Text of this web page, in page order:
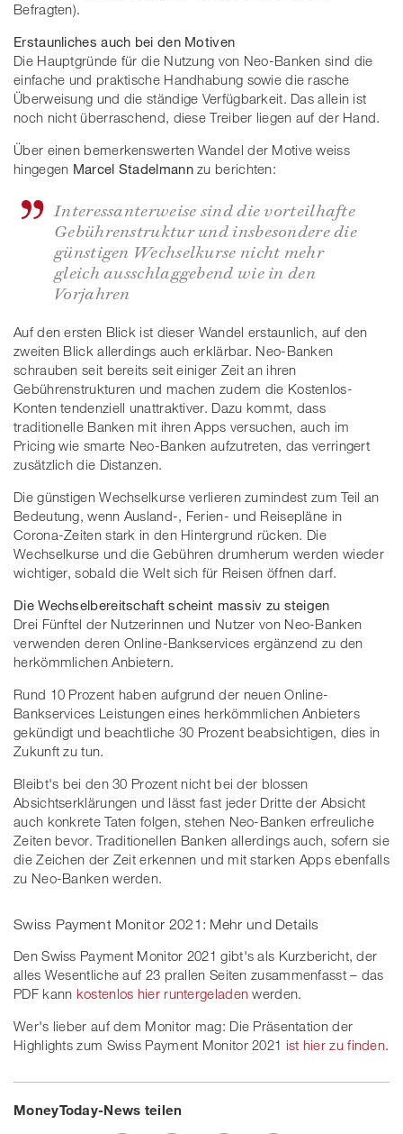
Befragten).
Erstaunliches auch bei den Motiven
Die Hauptgründe für die Nutzung von Neo-Banken sind die
einfache und praktische Handhabung sowie die rasche
Überweisung und die ständige Verfügbarkeit. Das allein ist
noch nicht überraschend, diese Treiber liegen auf der Hand.
Über einen bemerkenswerten Wandel der Motive weiss
hingegen Marcel Stadelmannzu berichten:
Interessanterweise sind die vorteilhafte
Gebührenstruktur und insbesondere die
günstigen Wechselkurse nicht mehr
gleich ausschlaggebend wie in den
Vorjahren
Auf den ersten Blick ist dieser Wandel erstaunlich, auf den
zweiten Blick allerdings auch erklärbar. Neo-Banken
schrauben seit bereits seit einiger Zeit an ihren
Gebührenstrukturen und machen zudem die Kostenlos-
Konten tendenziell unattraktiver. Dazu kommt, dass
traditionelle Banken mit ihren Apps versuchen, auch im
Pricing wie smarte Neo-Banken aufzutreten, das verringert
zusätzlich die Distanzen.
Die günstigen Wechselkurse verlieren zumindest zum Teil an
Bedeutung, wenn Ausland-, Ferien- und Reisepläne in
Corona-Zeiten stark in den Hintergrund rücken. Die
Wechselkurse und die Gebühren drumherum werden wieder
wichtiger, sobald die Welt sich für Reisen öffnen darf.
Die Wechselbereitschaft scheint massiv zu steigen
Drei Fünftel der Nutzerinnen und Nutzer von Neo-Banken
verwenden deren Online-Bankservices ergänzend zu den
herkömmlichen Anbietern.
Rund 10 Prozent haben aufgrund der neuen Online-
Bankservices Leistungen eines herkömmlichen Anbieters
gekündigt und beachtliche 30 Prozent beabsichtigen, dies in
Zukunft zu tun.
Bleibt's bei den 30 Prozent nicht bei der blossen
Absichtserklärungen und lässt fast jeder Dritte der Absicht
auch konkrete Taten folgen, stehen Neo-Banken erfreuliche
Zeiten bevor. Traditionellen Banken allerdings auch, sofern sie
die Zeichen der Zeit erkennen und mit starken Apps ebenfalls
zu Neo-Banken werden.
Swiss Payment Monitor 2021: Mehr und Details
Den Swiss Payment Monitor 2021 gibt's als Kurzbericht, der
alles Wesentliche auf 23 prallen Seiten zusammenfasst – das
PDF kann kostenlos hier runtergeladen werden.
Wer's lieber auf dem Monitor mag: Die Präsentation der
Highlights zum Swiss Payment Monitor 2021 ist hier zu finden.
MoneyToday-News teilen